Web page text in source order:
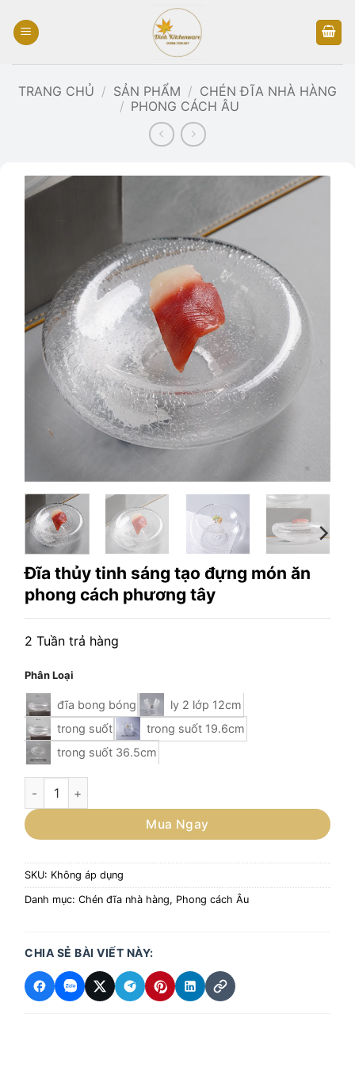
qua
dung
TRANG CHỦ / SẢN PHẨM / CHÉN ĐĨA NHÀ HÀNG
/ PHONG CÁCH ÂU
Đĩa thủy tinh sáng tạo đựng món ăn
phong cách phương tây
2 Tuần trả hàng
Phân Loại
đĩa bong bóng
ly 2 lớp 12cm
trong suốt
trong suốt 19.6cm
trong suốt 36.5cm
Đĩa thủy tinh sáng tạo đựng món ăn phong cách phương tây
Mua Ngay
SKU: Không áp dụng
Danh mục: Chén đĩa nhà hàng, Phong cách Âu
CHIA SẺ BÀI VIẾT NÀY: